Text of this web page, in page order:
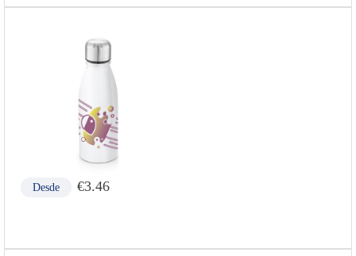
Desde €3.46